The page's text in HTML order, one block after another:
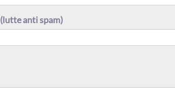
(lutte anti spam)